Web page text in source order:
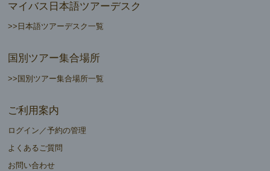
マイバス日本語ツアーデスク
>>日本語ツアーデスク一覧
国別ツアー集合場所
>>国別ツアー集合場所一覧
ご利用案内
ログイン／予約の管理
よくあるご質問
お問い合わせ